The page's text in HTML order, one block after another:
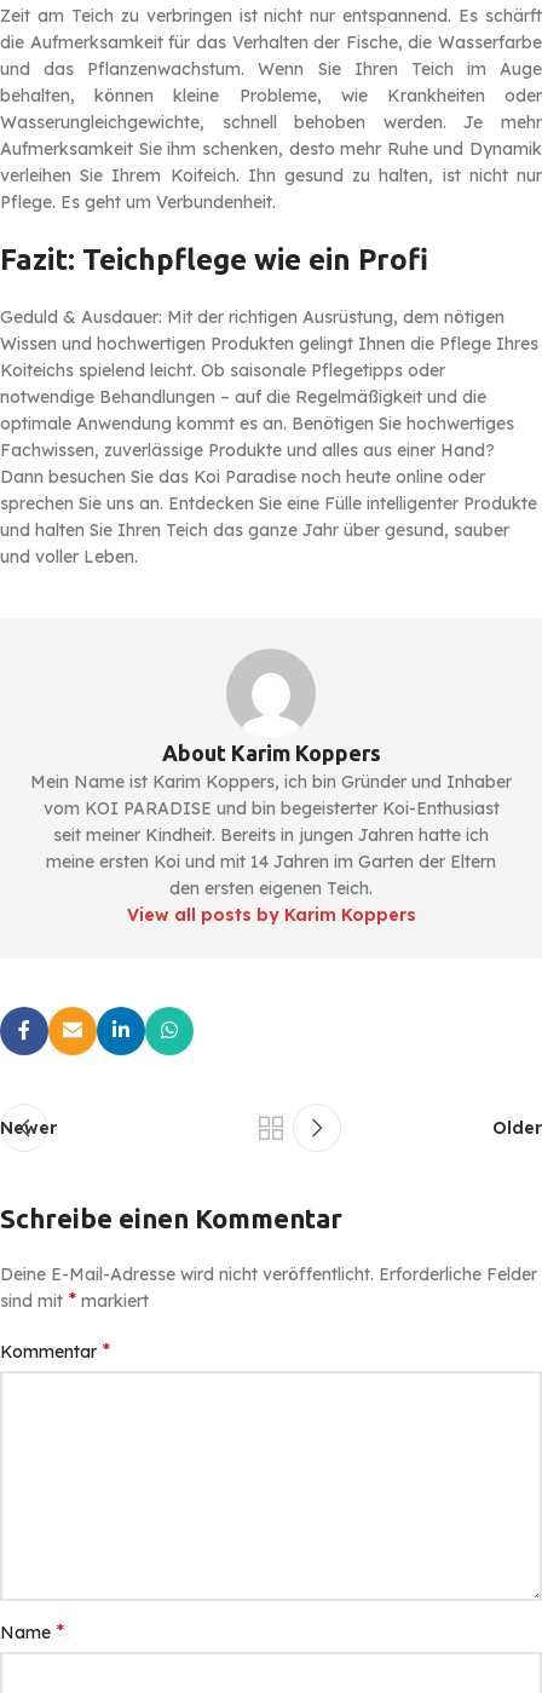
Zeit am Teich zu verbringen ist nicht nur entspannend. Es schärft
die Aufmerksamkeit für das Verhalten der Fische, die Wasserfarbe
und das Pflanzenwachstum. Wenn Sie Ihren Teich im Auge
behalten, können kleine Probleme, wie Krankheiten oder
Wasserungleichgewichte, schnell behoben werden. Je mehr
Aufmerksamkeit Sie ihm schenken, desto mehr Ruhe und Dynamik
verleihen Sie Ihrem Koiteich. Ihn gesund zu halten, ist nicht nur
Pflege. Es geht um Verbundenheit.
Fazit: Teichpflege wie ein Profi
Geduld & Ausdauer: Mit der richtigen Ausrüstung, dem nötigen
Wissen und hochwertigen Produkten gelingt Ihnen die Pflege Ihres
Koiteichs spielend leicht. Ob saisonale Pflegetipps oder
notwendige Behandlungen – auf die Regelmäßigkeit und die
optimale Anwendung kommt es an. Benötigen Sie hochwertiges
Fachwissen, zuverlässige Produkte und alles aus einer Hand?
Dann besuchen Sie das Koi Paradise noch heute online oder
sprechen Sie uns an. Entdecken Sie eine Fülle intelligenter Produkte
und halten Sie Ihren Teich das ganze Jahr über gesund, sauber
und voller Leben.
About Karim Koppers
Mein Name ist Karim Koppers, ich bin Gründer und Inhaber
vom KOI PARADISE und bin begeisterter Koi-Enthusiast
seit meiner Kindheit. Bereits in jungen Jahren hatte ich
meine ersten Koi und mit 14 Jahren im Garten der Eltern
den ersten eigenen Teich.
View all posts by Karim Koppers
Newer Older
Schreibe einen Kommentar
Deine E-Mail-Adresse wird nicht veröffentlicht. Erforderliche Felder
sind mit * markiert
Kommentar *
Name *